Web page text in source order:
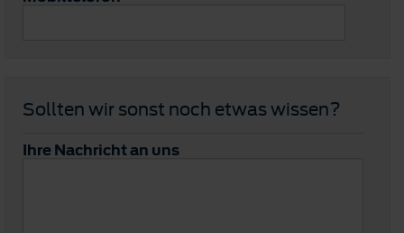
Sollten wir sonst noch etwas wissen?
Ihre Nachricht an uns